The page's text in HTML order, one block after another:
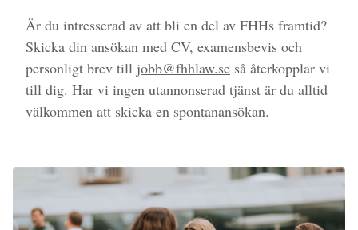
Är du intresserad av att bli en del av FHHs framtid?
Skicka din ansökan med CV, examensbevis och
personligt brev till jobb@fhhlaw.se så återkopplar vi
till dig. Har vi ingen utannonserad tjänst är du alltid
välkommen att skicka en spontanansökan.